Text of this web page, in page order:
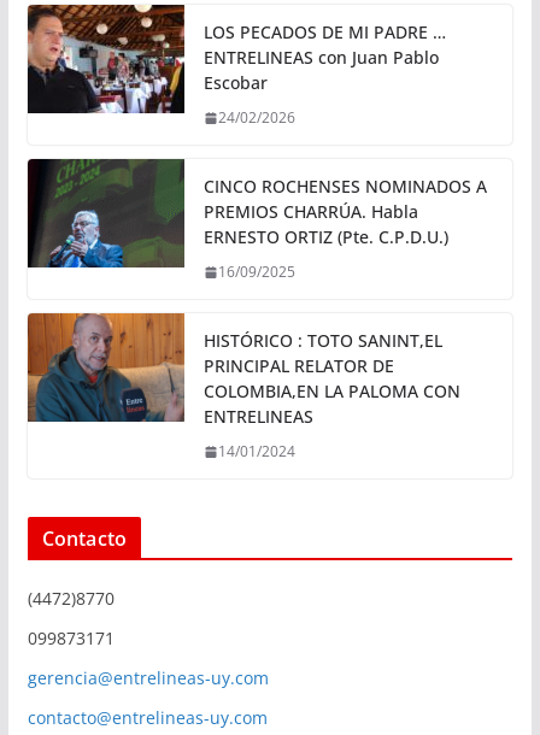
LOS PECADOS DE MI PADRE …
ENTRELINEAS con Juan Pablo
Escobar
24/02/2026
CINCO ROCHENSES NOMINADOS A
PREMIOS CHARRÚA. Habla
ERNESTO ORTIZ (Pte. C.P.D.U.)
16/09/2025
HISTÓRICO : TOTO SANINT,EL
PRINCIPAL RELATOR DE
COLOMBIA,EN LA PALOMA CON
ENTRELINEAS
14/01/2024
Contacto
(4472)8770
099873171
gerencia@entrelineas-uy.com
contacto@entrelineas-uy.com